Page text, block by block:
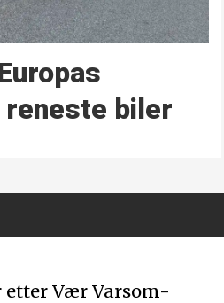
biler
Vær Varsom-